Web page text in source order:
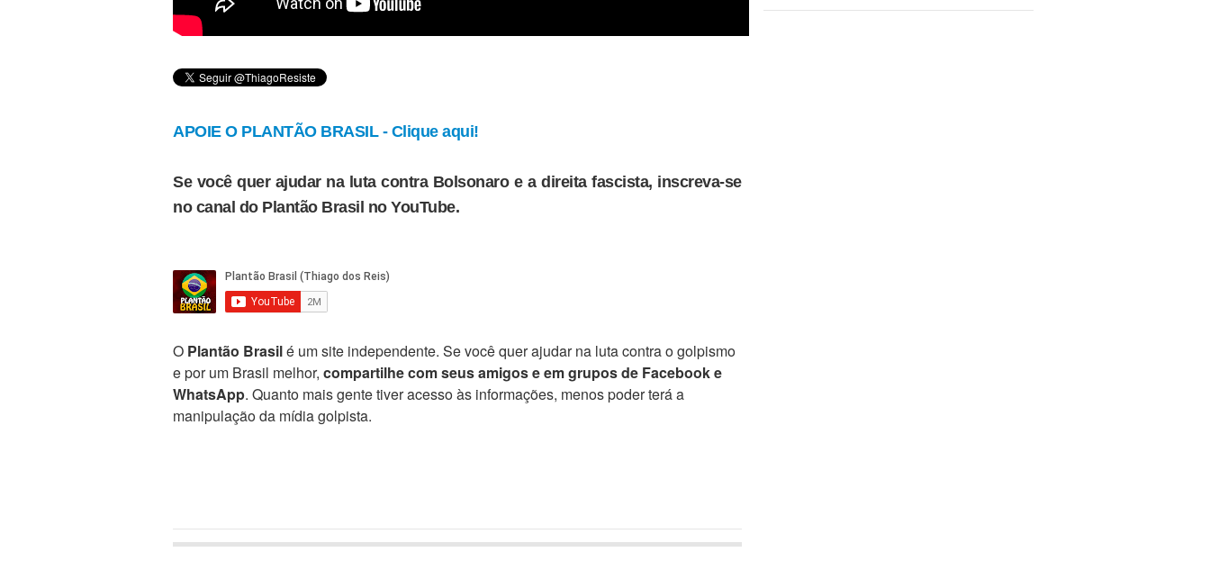
APOIE O PLANTÃO BRASIL - Clique aqui!
Se você quer ajudar na luta contra Bolsonaro e a direita fascista, inscreva-se
no canal do Plantão Brasil no YouTube.
O Plantão Brasilé um site independente. Se você quer ajudar na luta contra o golpismo
e por um Brasil melhor, compartilhe com seus amigos e em grupos de Facebook e
WhatsApp. Quanto mais gente tiver acesso às informações, menos poder terá a
manipulação da mídia golpista.